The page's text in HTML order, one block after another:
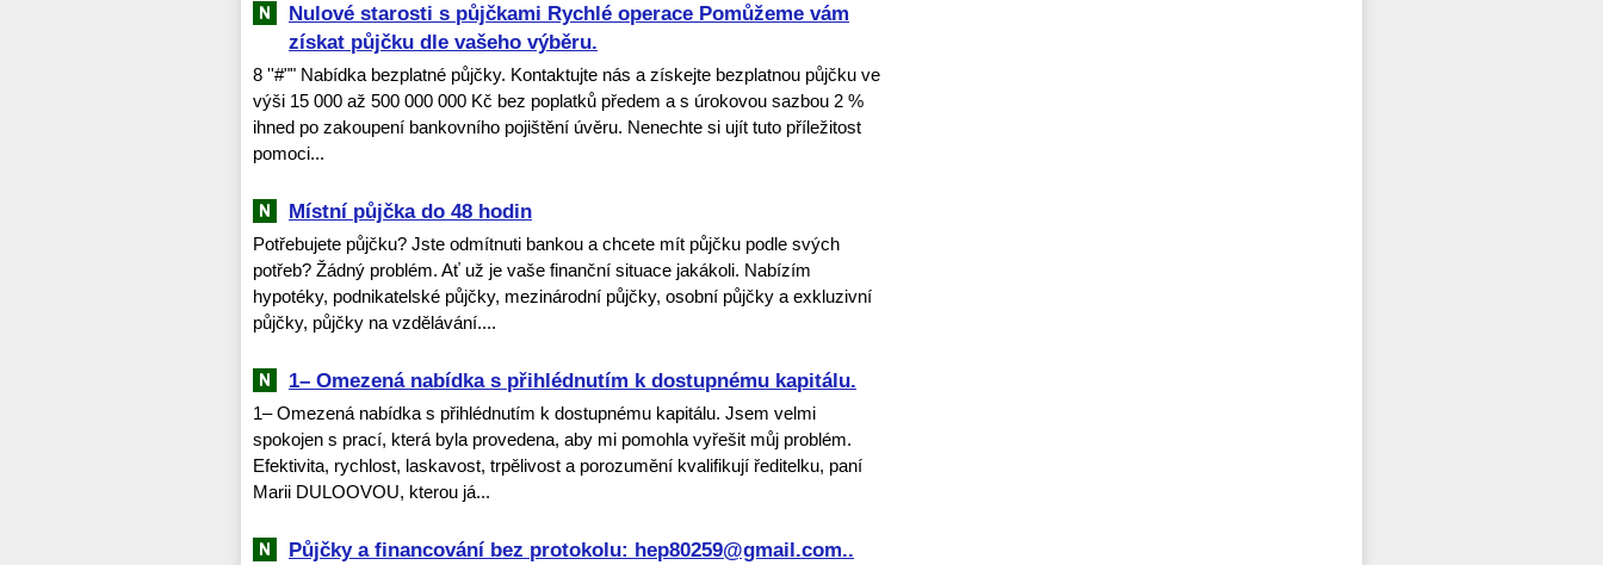
Nulové starosti s půjčkami Rychlé operace Pomůžeme vám
získat půjčku dle vašeho výběru.
8 ''#"" Nabídka bezplatné půjčky. Kontaktujte nás a získejte bezplatnou půjčku ve
výši 15 000 až 500 000 000 Kč bez poplatků předem a s úrokovou sazbou 2 %
ihned po zakoupení bankovního pojištění úvěru. Nenechte si ujít tuto příležitost
pomoci...
Místní půjčka do 48 hodin
Potřebujete půjčku? Jste odmítnuti bankou a chcete mít půjčku podle svých
potřeb? Žádný problém. Ať už je vaše finanční situace jakákoli. Nabízím
hypotéky, podnikatelské půjčky, mezinárodní půjčky, osobní půjčky a exkluzivní
půjčky, půjčky na vzdělávání....
1– Omezená nabídka s přihlédnutím k dostupnému kapitálu.
1– Omezená nabídka s přihlédnutím k dostupnému kapitálu. Jsem velmi
spokojen s prací, která byla provedena, aby mi pomohla vyřešit můj problém.
Efektivita, rychlost, laskavost, trpělivost a porozumění kvalifikují ředitelku, paní
Marii DULOOVOU, kterou já...
Půjčky a financování bez protokolu: hep80259@gmail.com..